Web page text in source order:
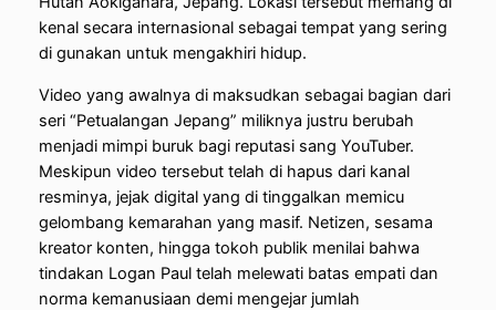
kenal secara internasional sebagai tempat yang sering
di gunakan untuk mengakhiri hidup.
Video yang awalnya di maksudkan sebagai bagian dari
seri “Petualangan Jepang” miliknya justru berubah
menjadi mimpi buruk bagi reputasi sang YouTuber.
Meskipun video tersebut telah di hapus dari kanal
resminya, jejak digital yang di tinggalkan memicu
gelombang kemarahan yang masif. Netizen, sesama
kreator konten, hingga tokoh publik menilai bahwa
tindakan Logan Paul telah melewati batas empati dan
norma kemanusiaan demi mengejar jumlah